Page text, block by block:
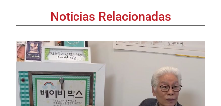
Noticias Relacionadas